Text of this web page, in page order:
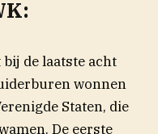
de laatste acht
wonnen
Staten, die
De eerste